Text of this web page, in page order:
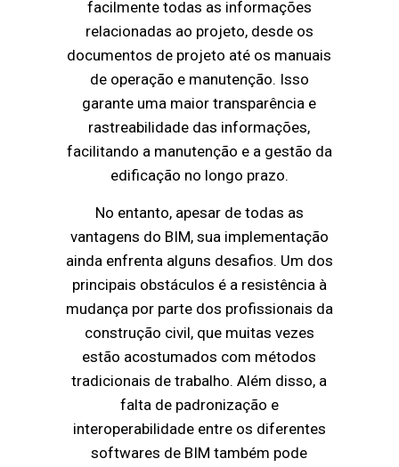
facilmente todas as informações
relacionadas ao projeto, desde os
documentos de projeto até os manuais
de operação e manutenção. Isso
garante uma maior transparência e
rastreabilidade das informações,
facilitando a manutenção e a gestão da
edificação no longo prazo.
No entanto, apesar de todas as
vantagens do BIM, sua implementação
ainda enfrenta alguns desafios. Um dos
principais obstáculos é a resistência à
mudança por parte dos profissionais da
construção civil, que muitas vezes
estão acostumados com métodos
tradicionais de trabalho. Além disso, a
falta de padronização e
interoperabilidade entre os diferentes
softwares de BIM também pode